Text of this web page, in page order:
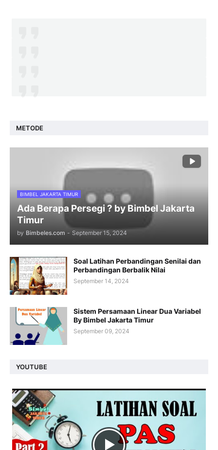
METODE
BIMBEL JAKARTA TIMUR
Ada Berapa Persegi ? by Bimbel Jakarta
Timur
by Bimbeles.com - September 15, 2024
Soal Latihan Perbandingan Senilai dan
Perbandingan Berbalik Nilai
September 14, 2024
Sistem Persamaan Linear Dua Variabel
By Bimbel Jakarta Timur
September 09, 2024
YOUTUBE